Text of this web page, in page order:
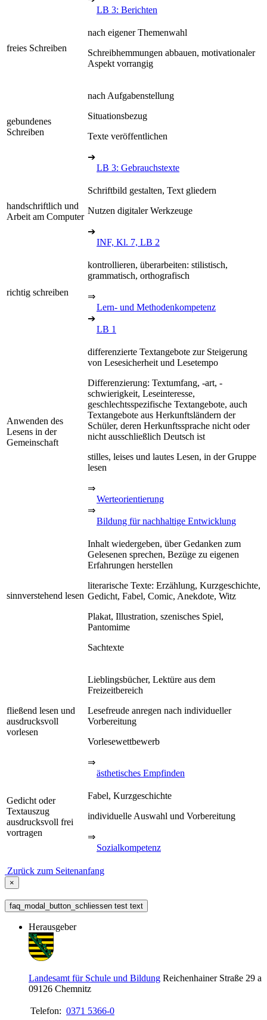
LB 3: Berichten
freies Schreiben
nach eigener Themenwahl
Schreibhemmungen abbauen, motivationaler
Aspekt vorrangig
gebundenes
Schreiben
nach Aufgabenstellung
Situationsbezug
Texte veröffentlichen
➔
LB 3: Gebrauchstexte
handschriftlich und
Arbeit am Computer
Schriftbild gestalten, Text gliedern
Nutzen digitaler Werkzeuge
➔
INF, Kl. 7, LB 2
richtig schreiben
kontrollieren, überarbeiten: stilistisch,
grammatisch, orthografisch
⇒
Lern- und Methodenkompetenz
➔
LB 1
Anwenden des
Lesens in der
Gemeinschaft
differenzierte Textangebote zur Steigerung
von Lesesicherheit und Lesetempo
Differenzierung: Textumfang, -art, -
schwierigkeit, Leseinteresse,
geschlechtsspezifische Textangebote, auch
Textangebote aus Herkunftsländern der
Schüler, deren Herkunftssprache nicht oder
nicht ausschließlich Deutsch ist
stilles, leises und lautes Lesen, in der Gruppe
lesen
⇒
Werteorientierung
⇒
Bildung für nachhaltige Entwicklung
sinnverstehend lesen
Inhalt wiedergeben, über Gedanken zum
Gelesenen sprechen, Bezüge zu eigenen
Erfahrungen herstellen
literarische Texte: Erzählung, Kurzgeschichte,
Gedicht, Fabel, Comic, Anekdote, Witz
Plakat, Illustration, szenisches Spiel,
Pantomime
Sachtexte
fließend lesen und
ausdrucksvoll
vorlesen
Lieblingsbücher, Lektüre aus dem
Freizeitbereich
Lesefreude anregen nach individueller
Vorbereitung
Vorlesewettbewerb
⇒
ästhetisches Empfinden
Gedicht oder
Textauszug
ausdrucksvoll frei
vortragen
Fabel, Kurzgeschichte
individuelle Auswahl und Vorbereitung
⇒
Sozialkompetenz
Zurück zum Seitenanfang
×
faq_modal_button_schliessen test text
Herausgeber
Landesamt für Schule und Bildung Reichenhainer Straße 29 a
09126 Chemnitz
Telefon: 0371 5366-0